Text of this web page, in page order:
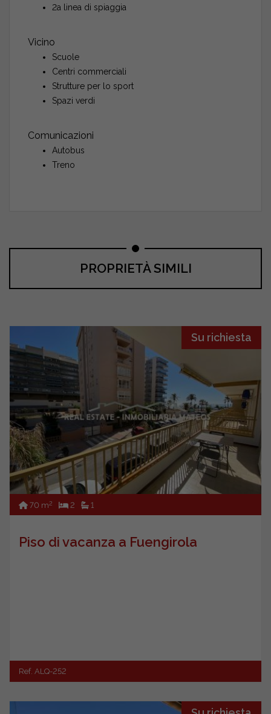
2a linea di spiaggia
Vicino
Scuole
Centri commerciali
Strutture per lo sport
Spazi verdi
Comunicazioni
Autobus
Treno
PROPRIETÀ SIMILI
Su richiesta
70 m2 2 1
Piso di vacanza a Fuengirola
Ref. ALQ-252